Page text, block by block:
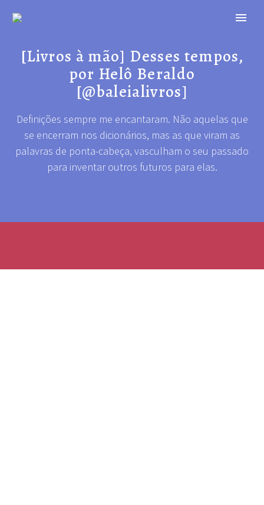
[Livros à mão] Desses tempos,
por Helô Beraldo
[@baleialivros]
Definições sempre me encantaram. Não aquelas que
se encerram nos dicionários, mas as que viram as
palavras de ponta-cabeça, vasculham o seu passado
para inventar outros futuros para elas.